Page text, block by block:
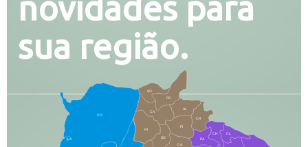
sua região.
CO
CX
RI
AL
CR
FI
SG
CA
PA
CH CL
PG
SO
LA